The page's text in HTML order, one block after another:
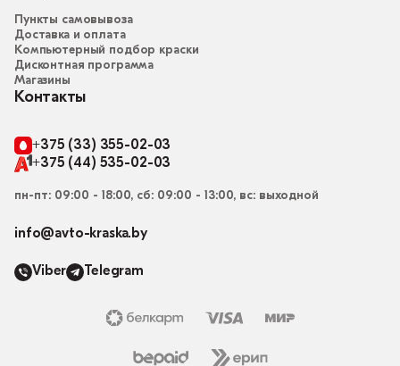
Пункты самовывоза
Доставка и оплата
Компьютерный подбор краски
Дисконтная программа
Магазины
Контакты
+375 (33) 355-02-03
+375 (44) 535-02-03
пн-пт: 09:00 - 18:00, сб: 09:00 - 13:00, вс: выходной
info@avto-kraska.by
Viber Telegram